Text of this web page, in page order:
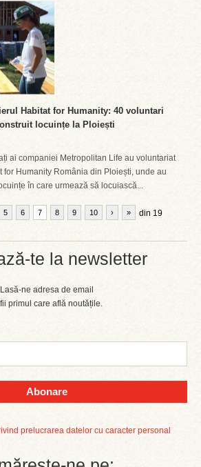
te la newsletter
Lasă-ne adresa de email
primul care află noutățile.
Abonare
prelucrarea datelor cu caracter personal
Habitat for Humanity: 40 voluntari
locuințe la Ploiești
ai companiei Metropolitan Life au voluntariat
for Humanity România din Ploiești, unde au
în care urmează să locuiască...
5 6 7 8 9 10 din 19
› »